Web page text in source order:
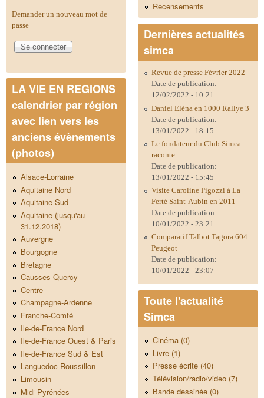
Demander un nouveau mot de
passe
LA VIE EN REGIONS
calendrier par région
avec lien vers les
anciens évènements
(photos)
Alsace-Lorraine
Aquitaine Nord
Aquitaine Sud
Aquitaine (jusqu'au
31.12.2018)
Auvergne
Bourgogne
Bretagne
Causses-Quercy
Centre
Champagne-Ardenne
Franche-Comté
Ile-de-France Nord
Ile-de-France Ouest & Paris
Ile-de-France Sud & Est
Languedoc-Roussillon
Limousin
Midi-Pyrénées
Recensements
Dernières actualités
simca
Revue de presse Février 2022
Date de publication:
12/02/2022 - 10:21
Daniel Eléna en 1000 Rallye 3
Date de publication:
13/01/2022 - 18:15
Le fondateur du Club Simca
raconte...
Date de publication:
13/01/2022 - 15:45
Visite Caroline Pigozzi à La
Ferté Saint-Aubin en 2011
Date de publication:
10/01/2022 - 23:21
Comparatif Talbot Tagora 604
Peugeot
Date de publication:
10/01/2022 - 23:07
Toute l'actualité
Simca
Cinéma (0)
Livre (1)
Presse écrite (40)
Télévision/radio/video (7)
Bande dessinée (0)